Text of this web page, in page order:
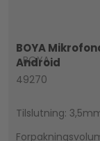
BOYA
Android
BOYA
49270
Tilslutning: